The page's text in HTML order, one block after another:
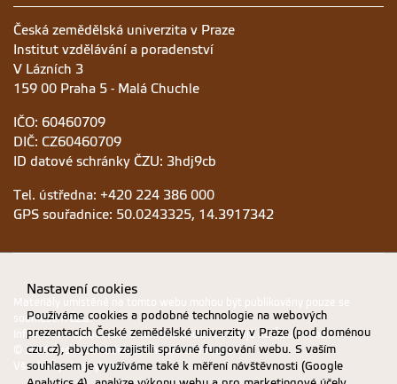
Česká zemědělská univerzita v Praze
Institut vzdělávání a poradenství
V Lázních 3
159 00 Praha 5 - Malá Chuchle
IČO: 60460709
DIČ: CZ60460709
ID datové schránky ČZU: 3hdj9cb
Tel. ústředna: +420 224 386 000
GPS souřadnice: 50.0243325, 14.3917342
souhlasem ČZU.
Informace o zpracování a ochraně osobních údajů na ČZU v Praze.
© 2026 Česká zemědělská univerzita v Praze
Všechna práva vyhrazena
Nastavení cookies
Používáme cookies a podobné technologie na webových
prezentacích České zemědělské univerzity v Praze (pod doménou
czu.cz), abychom zajistili správné fungování webu. S vaším
souhlasem je využíváme také k měření návštěvnosti (Google